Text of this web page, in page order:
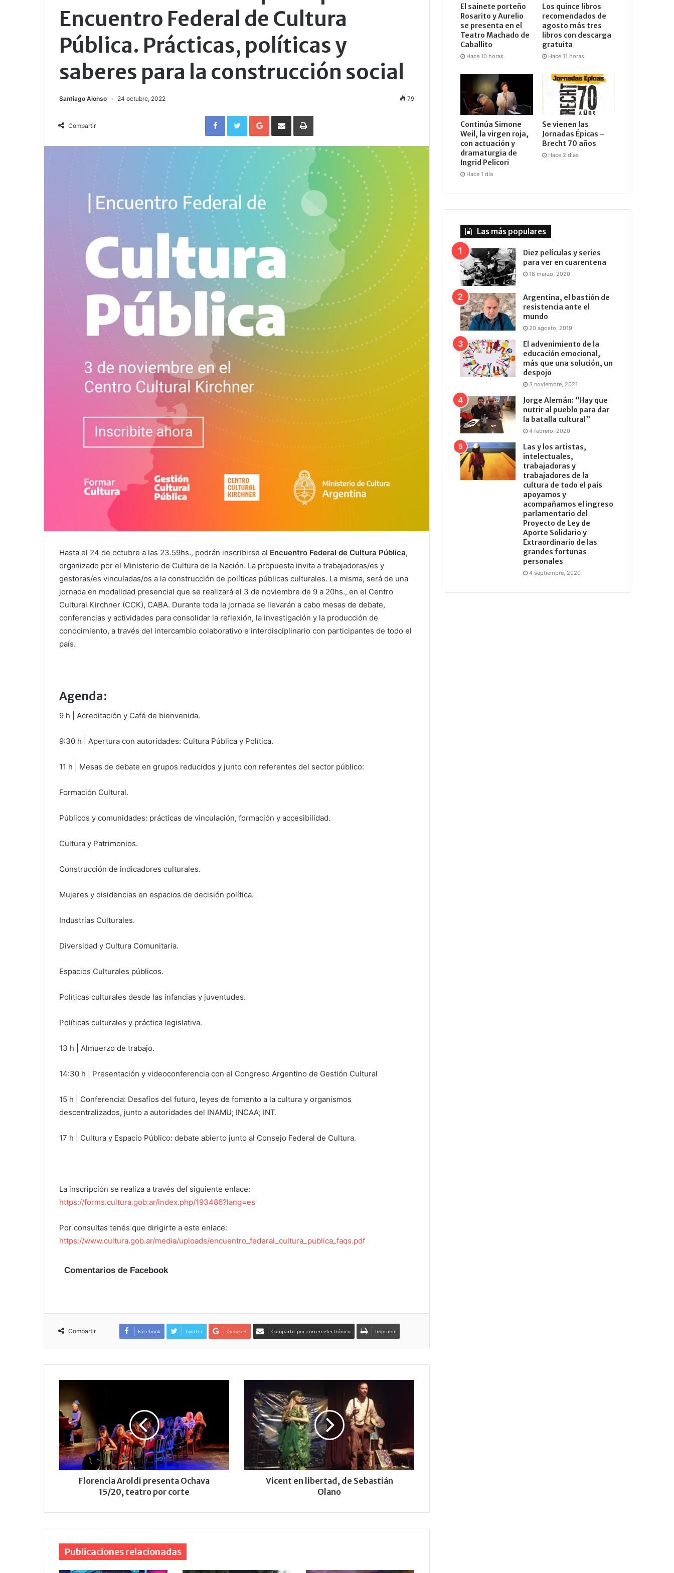
Encuentro Federal de Cultura
Pública. Prácticas, políticas y
saberes para la construcción social
Santiago Alonso 24 octubre, 2022 79
Compartir
FacebookTwitterGoogle+Compartir por correo electrónicoImprimir
Hasta el 24 de octubre a las 23.59hs., podrán inscribirse al Encuentro Federal de Cultura Pública,
organizado por el Ministerio de Cultura de la Nación. La propuesta invita a trabajadoras/es y
gestoras/es vinculadas/os a la construcción de políticas públicas culturales. La misma, será de una
jornada en modalidad presencial que se realizará el 3 de noviembre de 9 a 20hs., en el Centro
Cultural Kirchner (CCK), CABA. Durante toda la jornada se llevarán a cabo mesas de debate,
conferencias y actividades para consolidar la reflexión, la investigación y la producción de
conocimiento, a través del intercambio colaborativo e interdisciplinario con participantes de todo el
país.
Agenda:
9 h | Acreditación y Café de bienvenida.
9:30 h | Apertura con autoridades: Cultura Pública y Política.
11 h | Mesas de debate en grupos reducidos y junto con referentes del sector público:
Formación Cultural.
Públicos y comunidades: prácticas de vinculación, formación y accesibilidad.
Cultura y Patrimonios.
Construcción de indicadores culturales.
Mujeres y disidencias en espacios de decisión política.
Industrias Culturales.
Diversidad y Cultura Comunitaria.
Espacios Culturales públicos.
Políticas culturales desde las infancias y juventudes.
Políticas culturales y práctica legislativa.
13 h | Almuerzo de trabajo.
14:30 h | Presentación y videoconferencia con el Congreso Argentino de Gestión Cultural
15 h | Conferencia: Desafíos del futuro, leyes de fomento a la cultura y organismos
descentralizados, junto a autoridades del INAMU; INCAA; INT.
17 h | Cultura y Espacio Público: debate abierto junto al Consejo Federal de Cultura.
La inscripción se realiza a través del siguiente enlace:
https://forms.cultura.gob.ar/index.php/193486?lang=es
Por consultas tenés que dirigirte a este enlace:
https://www.cultura.gob.ar/media/uploads/encuentro_federal_cultura_publica_faqs.pdf
Comentarios de Facebook
Compartir Facebook Twitter Google+ Compartir por correo electrónico Imprimir
Florencia Aroldi presenta Ochava
15/20, teatro por corte
Vicent en libertad, de Sebastián
Olano
Publicaciones relacionadas
El sainete porteño
Rosarito y Aurelio
se presenta en el
Teatro Machado de
Caballito
Hace 10 horas
Los quince libros
recomendados de
agosto más tres
libros con descarga
gratuita
Hace 11 horas
Continúa Simone
Weil, la virgen roja,
con actuación y
dramaturgia de
Ingrid Pelicori
Hace 1 día
Se vienen las
Jornadas Épicas –
Brecht 70 años
Hace 2 días
Las más populares
Diez películas y series
para ver en cuarentena
18 marzo, 2020
Argentina, el bastión de
resistencia ante el
mundo
20 agosto, 2019
El advenimiento de la
educación emocional,
más que una solución, un
despojo
3 noviembre, 2021
Jorge Alemán: “Hay que
nutrir al pueblo para dar
la batalla cultural”
4 febrero, 2020
Las y los artistas,
intelectuales,
trabajadoras y
trabajadores de la
cultura de todo el país
apoyamos y
acompañamos el ingreso
parlamentario del
Proyecto de Ley de
Aporte Solidario y
Extraordinario de las
grandes fortunas
personales
4 septiembre, 2020